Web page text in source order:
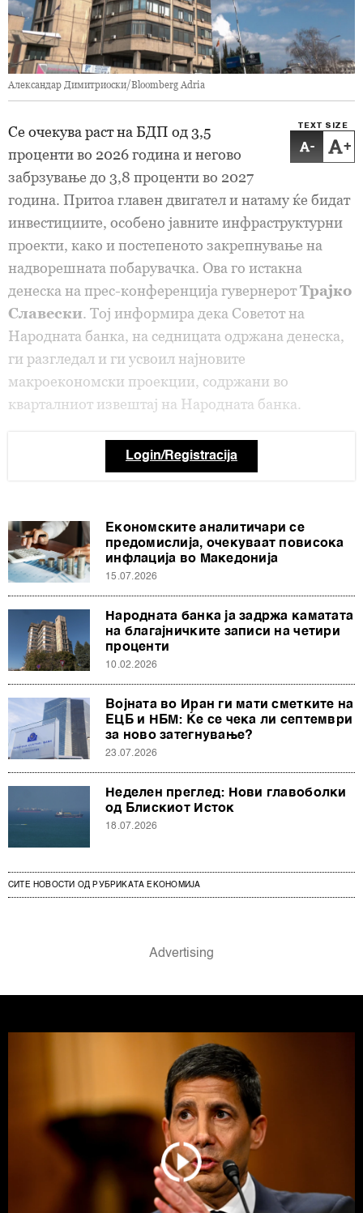
Александар Димитриоски/Bloomberg Adria
TEXT SIZE
- +
Се очекува раст на БДП од 3,5
проценти во 2026 година и негово
забрзување до 3,8 проценти во 2027
година. Притоа главен двигател и натаму ќе бидат
инвестициите, особено јавните инфраструктурни
проекти, како и постепеното закрепнување на
надворешната побарувачка. Ова го истакна
денеска на прес-конференција гувернеротТрајко
Славески. Тој информира дека Советот на
Народната банка, на седницата одржана денеска,
ги разгледал и ги усвоил најновите
макроекономски проекции, содржани во
кварталниот извештај на Народната банка.
Login/Registracija
Економските аналитичари се
предомислија, очекуваат повисока
инфлација во Македонија
15.07.2026
Народната банка ја задржа каматата
на благајничките записи на четири
проценти
10.02.2026
Војната во Иран ги мати сметките на
ЕЦБ и НБМ: Ќе се чека ли септември
за ново затегнување?
23.07.2026
Неделен преглед: Нови главоболки
од Блискиот Исток
18.07.2026
СИТЕ НОВОСТИ ОД РУБРИКАТА ЕКОНОМИЈА